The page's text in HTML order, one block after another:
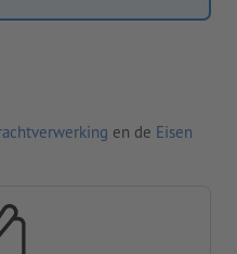
en de Eisen